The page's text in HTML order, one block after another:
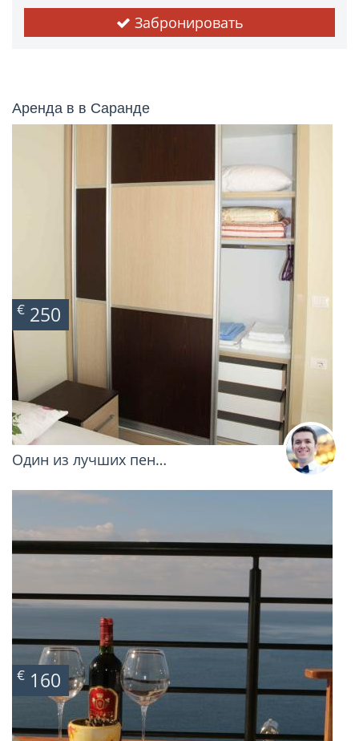
Забронировать
Аренда в в Саранде
€ 250
Один из лучших пен…
€ 160